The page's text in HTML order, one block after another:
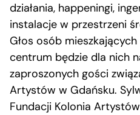
działania, happeningi,
instalacje w przestrzeni
Głos osób
centrum będzie dla nich
zaproszonych gości
Artystów w Gdańsku.
Fundacji Kolonia